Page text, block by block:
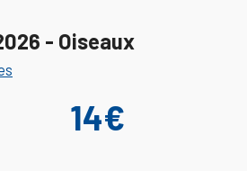
- Oiseaux
14€